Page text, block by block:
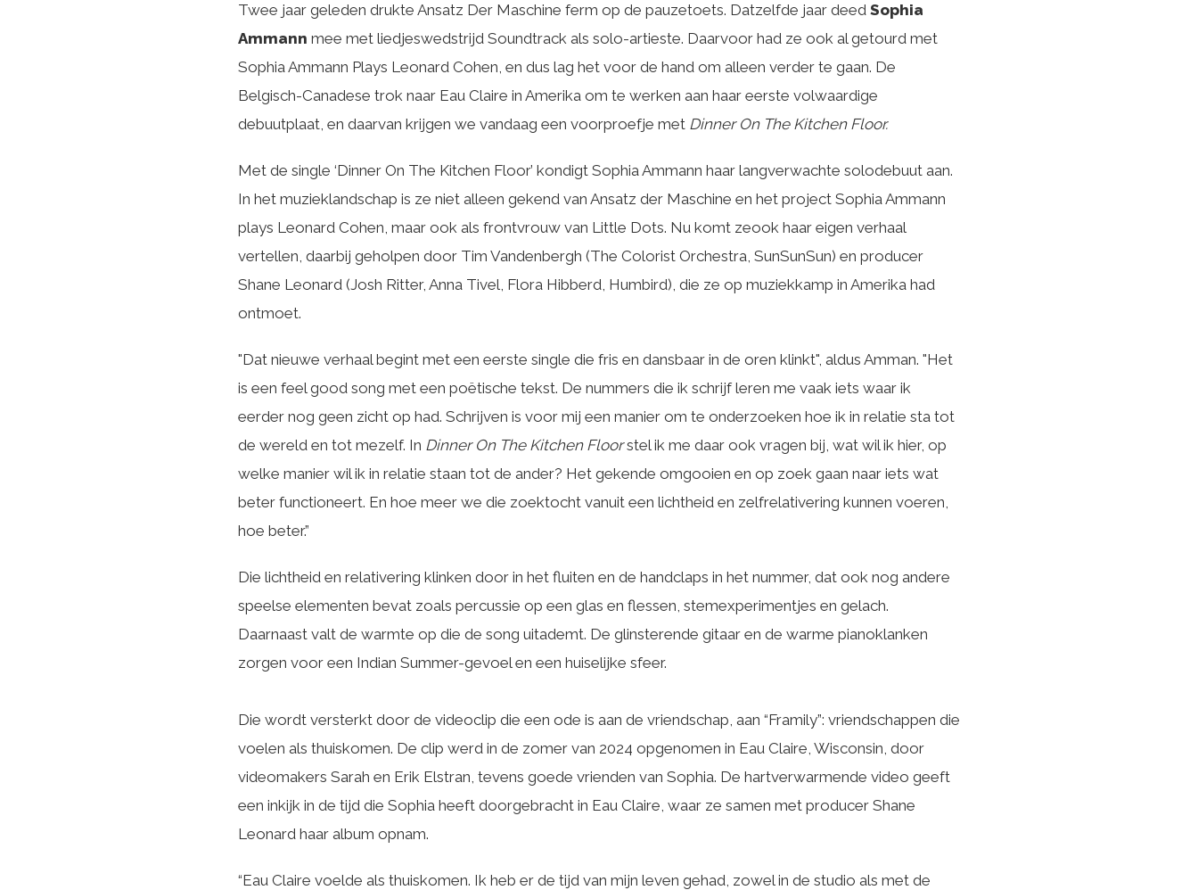
Twee jaar geleden drukte Ansatz Der Maschine ferm op de pauzetoets. Datzelfde jaar deed Sophia
Ammann mee met liedjeswedstrijd Soundtrack als solo-artieste. Daarvoor had ze ook al getourd met
Sophia Ammann Plays Leonard Cohen, en dus lag het voor de hand om alleen verder te gaan. De
Belgisch-Canadese trok naar Eau Claire in Amerika om te werken aan haar eerste volwaardige
debuutplaat, en daarvan krijgen we vandaag een voorproefje met Dinner On The Kitchen Floor.
Met de single ‘Dinner On The Kitchen Floor’ kondigt Sophia Ammann haar langverwachte solodebuut aan.
In het muzieklandschap is ze niet alleen gekend van Ansatz der Maschine en het project Sophia Ammann
plays Leonard Cohen, maar ook als frontvrouw van Little Dots. Nu komt zeook haar eigen verhaal
vertellen, daarbij geholpen door Tim Vandenbergh (The Colorist Orchestra, SunSunSun) en producer
Shane Leonard (Josh Ritter, Anna Tivel, Flora Hibberd, Humbird), die ze op muziekkamp in Amerika had
ontmoet.
"Dat nieuwe verhaal begint met een eerste single die fris en dansbaar in de oren klinkt", aldus Amman. "Het
is een feel good song met een poëtische tekst. De nummers die ik schrijf leren me vaak iets waar ik
eerder nog geen zicht op had. Schrijven is voor mij een manier om te onderzoeken hoe ik in relatie sta tot
de wereld en tot mezelf. In Dinner On The Kitchen Floorstel ik me daar ook vragen bij, wat wil ik hier, op
welke manier wil ik in relatie staan tot de ander? Het gekende omgooien en op zoek gaan naar iets wat
beter functioneert. En hoe meer we die zoektocht vanuit een lichtheid en zelfrelativering kunnen voeren,
hoe beter.”
Die lichtheid en relativering klinken door in het fluiten en de handclaps in het nummer, dat ook nog andere
speelse elementen bevat zoals percussie op een glas en flessen, stemexperimentjes en gelach.
Daarnaast valt de warmte op die de song uitademt. De glinsterende gitaar en de warme pianoklanken
zorgen voor een Indian Summer-gevoel en een huiselijke sfeer.
Die wordt versterkt door de videoclip die een ode is aan de vriendschap, aan “Framily”: vriendschappen die
voelen als thuiskomen. De clip werd in de zomer van 2024 opgenomen in Eau Claire, Wisconsin, door
videomakers Sarah en Erik Elstran, tevens goede vrienden van Sophia. De hartverwarmende video geeft
een inkijk in de tijd die Sophia heeft doorgebracht in Eau Claire, waar ze samen met producer Shane
Leonard haar album opnam.
“Eau Claire voelde als thuiskomen. Ik heb er de tijd van mijn leven gehad, zowel in de studio als met de